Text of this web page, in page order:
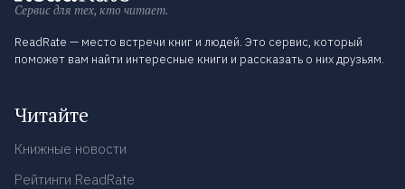
Сервис для тех, кто читает.
ReadRate — место встречи книг и людей. Это сервис, который
поможет вам найти интересные книги и рассказать о них друзьям.
Читайте
Книжные новости
Рейтинги ReadRate